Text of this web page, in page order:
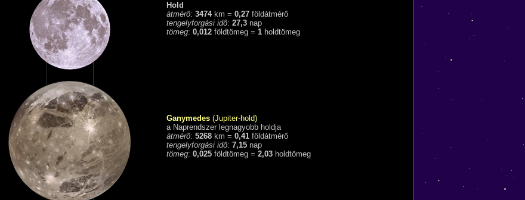
Hold
átmérő: 3474km = 0,27földátmérő
tengelyforgási idő: 27,3nap
tömeg: 0,012földtömeg = 1holdtömeg
Ganymedes(Jupiter-hold)
a Naprendszer legnagyobb holdja
átmérő: 5268km = 0,41földátmérő
tengelyforgási idő: 7,15nap
tömeg: 0,025földtömeg = 2,03holdtömeg